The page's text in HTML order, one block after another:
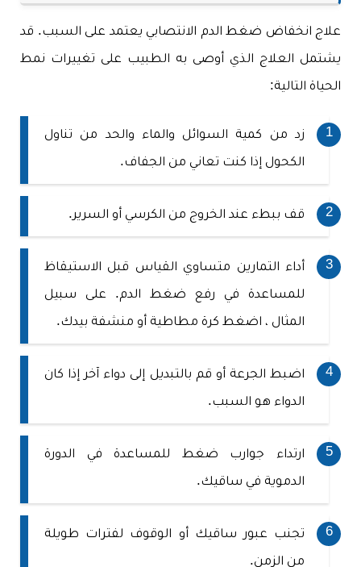
علاج انخفاض ضغط الدم الانتصابي يعتمد على السبب. قد
يشتمل العلاج الذي أوصى به الطبيب على تغييرات نمط
الحياة التالية:
زد من كمية السوائل والماء والحد من تناول
الكحول إذا كنت تعاني من الجفاف.
قف ببطء عند الخروج من الكرسي أو السرير.
أداء التمارين متساوي القياس قبل الاستيقاظ
للمساعدة في رفع ضغط الدم. على سبيل
المثال ، اضغط كرة مطاطية أو منشفة بيدك.
اضبط الجرعة أو قم بالتبديل إلى دواء آخر إذا كان
الدواء هو السبب.
ارتداء جوارب ضغط للمساعدة في الدورة
الدموية في ساقيك.
تجنب عبور ساقيك أو الوقوف لفترات طويلة
من الزمن.